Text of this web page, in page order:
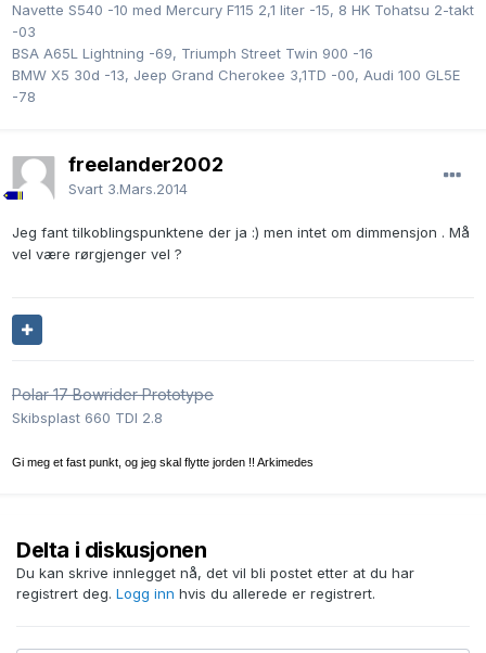
Navette S540 -10 med Mercury F115 2,1 liter -15, 8 HK Tohatsu 2-takt
-03
BSA A65L Lightning -69, Triumph Street Twin 900 -16
BMW X5 30d -13, Jeep Grand Cherokee 3,1TD -00, Audi 100 GL5E
-78
freelander2002
Svart 3.Mars.2014
Jeg fant tilkoblingspunktene der ja :) men intet om dimmensjon . Må
vel være rørgjenger vel ?
Polar 17 Bowrider Prototype
Skibsplast 660 TDI 2.8
Gi meg et fast punkt, og jeg skal flytte jorden !! Arkimedes
Delta i diskusjonen
Du kan skrive innlegget nå, det vil bli postet etter at du har
registrert deg. Logg inn hvis du allerede er registrert.